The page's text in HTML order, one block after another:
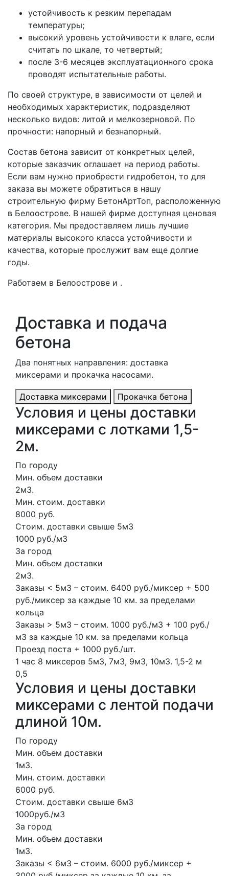
устойчивость к резким перепадам
температуры;
высокий уровень устойчивости к влаге, если
считать по шкале, то четвертый;
после 3-6 месяцев эксплуатационного срока
проводят испытательные работы.
По своей структуре, в зависимости от целей и
необходимых характеристик, подразделяют
несколько видов: литой и мелкозерновой. По
прочности: напорный и безнапорный.
Состав бетона зависит от конкретных целей,
которые заказчик оглашает на период работы.
Если вам нужно приобрести гидробетон, то для
заказа вы можете обратиться в нашу
строительную фирму БетонАртТоп, расположенную
в Белоострове. В нашей фирме доступная ценовая
категория. Мы предоставляем лишь лучшие
материалы высокого класса устойчивости и
качества, которые прослужит вам еще долгие
годы.
Работаем в Белоострове и .
Доставка и подача
бетона
Два понятных направления: доставка
миксерами и прокачка насосами.
Доставка миксерами Прокачка бетона
Условия и цены доставки
миксерами с лотками 1,5-
2м.
По городу
Мин. объем доставки
2м3.
Мин. стоим. доставки
8000 руб.
Стоим. доставки свыше 5м3
1000 руб./м3
За город
Мин. объем доставки
2м3.
Заказы < 5м3 – стоим. 6400 руб./миксер + 500
руб./миксер за каждые 10 км. за пределами
кольца
Заказы > 5м3 – стоим. 1000 руб./м3 + 100 руб./
м3 за каждые 10 км. за пределами кольца
Проезд поста + 1000 руб./шт.
1 час 8 миксеров 5м3, 7м3, 9м3, 10м3. 1,5-2 м
0,5
Условия и цены доставки
миксерами с лентой подачи
длиной 10м.
По городу
Мин. объем доставки
1м3.
Мин. стоим. доставки
6000 руб.
Стоим. доставки свыше 6м3
1000руб./м3
За город
Мин. объем доставки
1м3.
Заказы < 6м3 – стоим. 6000 руб./миксер +